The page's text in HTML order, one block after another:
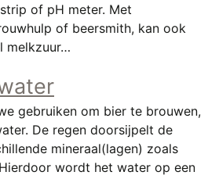
of pH meter. Met
of beersmith, kan ook
melkzuur…
gebruiken om bier te brouwen,
De regen doorsijpelt de
mineraal(lagen) zoals
wordt het water op een